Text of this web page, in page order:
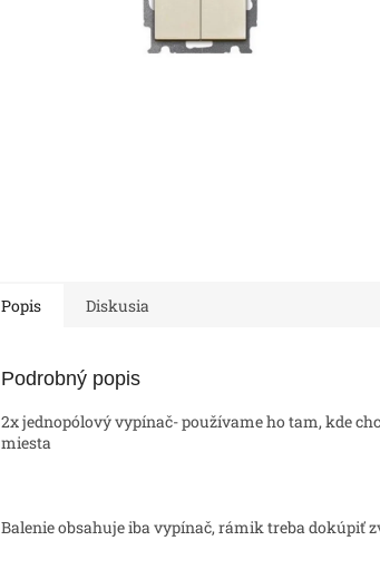
Popis Diskusia
Podrobný popis
2x jednopólový vypínač- používame ho tam, kde
miesta
Balenie obsahuje iba vypínač, rámik treba dokúpiť